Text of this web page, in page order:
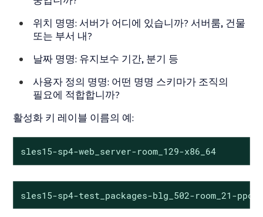
위치 명명: 서버가 어디에 있습니까? 서버룸, 건물
또는 부서 내?
날짜 명명: 유지보수 기간, 분기 등
사용자 정의 명명: 어떤 명명 스키마가 조직의
필요에 적합합니까?
활성화 키 레이블 이름의 예:
sles15-sp4-web_server-room_129-x86_64
sles15-sp4-test_packages-blg_502-room_21-